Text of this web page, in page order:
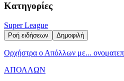
Κατηγορίες
Super League
Ροή ειδήσεων Δημοφιλή
Ορχήστρα o Aπόλλων με...
ΑΠΟΛΛΩΝ